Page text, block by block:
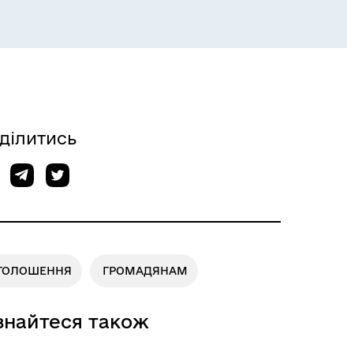
ГРОМАДЯНАМ
також